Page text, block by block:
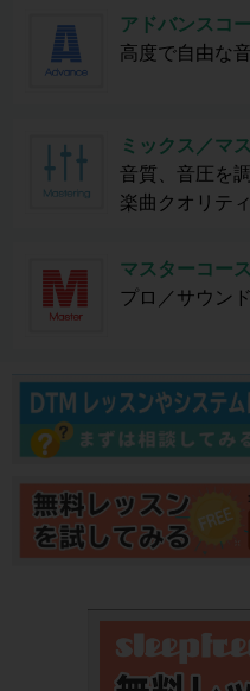
アドバンスコ
高度で自由な
ミックス／マ
音質、音圧を調
楽曲クオリテ
マスターコース
プロ／サウン